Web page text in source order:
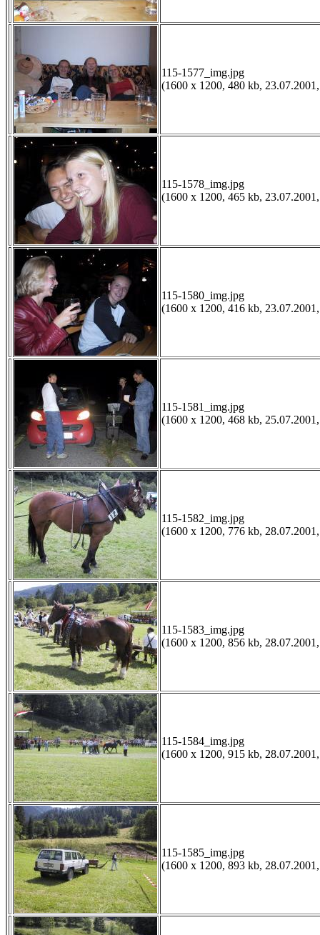
115-1577_img.jpg
(1600 x 1200, 480 kb,
115-1578_img.jpg
(1600 x 1200, 465 kb,
115-1580_img.jpg
(1600 x 1200, 416 kb,
115-1581_img.jpg
(1600 x 1200, 468 kb,
115-1582_img.jpg
(1600 x 1200, 776 kb,
115-1583_img.jpg
(1600 x 1200, 856 kb,
115-1584_img.jpg
(1600 x 1200, 915 kb,
115-1585_img.jpg
(1600 x 1200, 893 kb,